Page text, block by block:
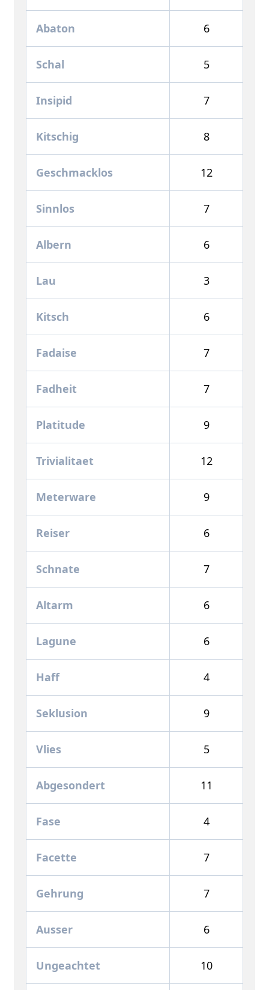
Abaton 6
Schal 5
Insipid 7
Kitschig 8
Geschmacklos 12
Sinnlos 7
Albern 6
Lau 3
Kitsch 6
Fadaise 7
Fadheit 7
Platitude 9
Trivialitaet 12
Meterware 9
Reiser 6
Schnate 7
Altarm 6
Lagune 6
Haff 4
Seklusion 9
Vlies 5
Abgesondert 11
Fase 4
Facette 7
Gehrung 7
Ausser 6
Ungeachtet 10